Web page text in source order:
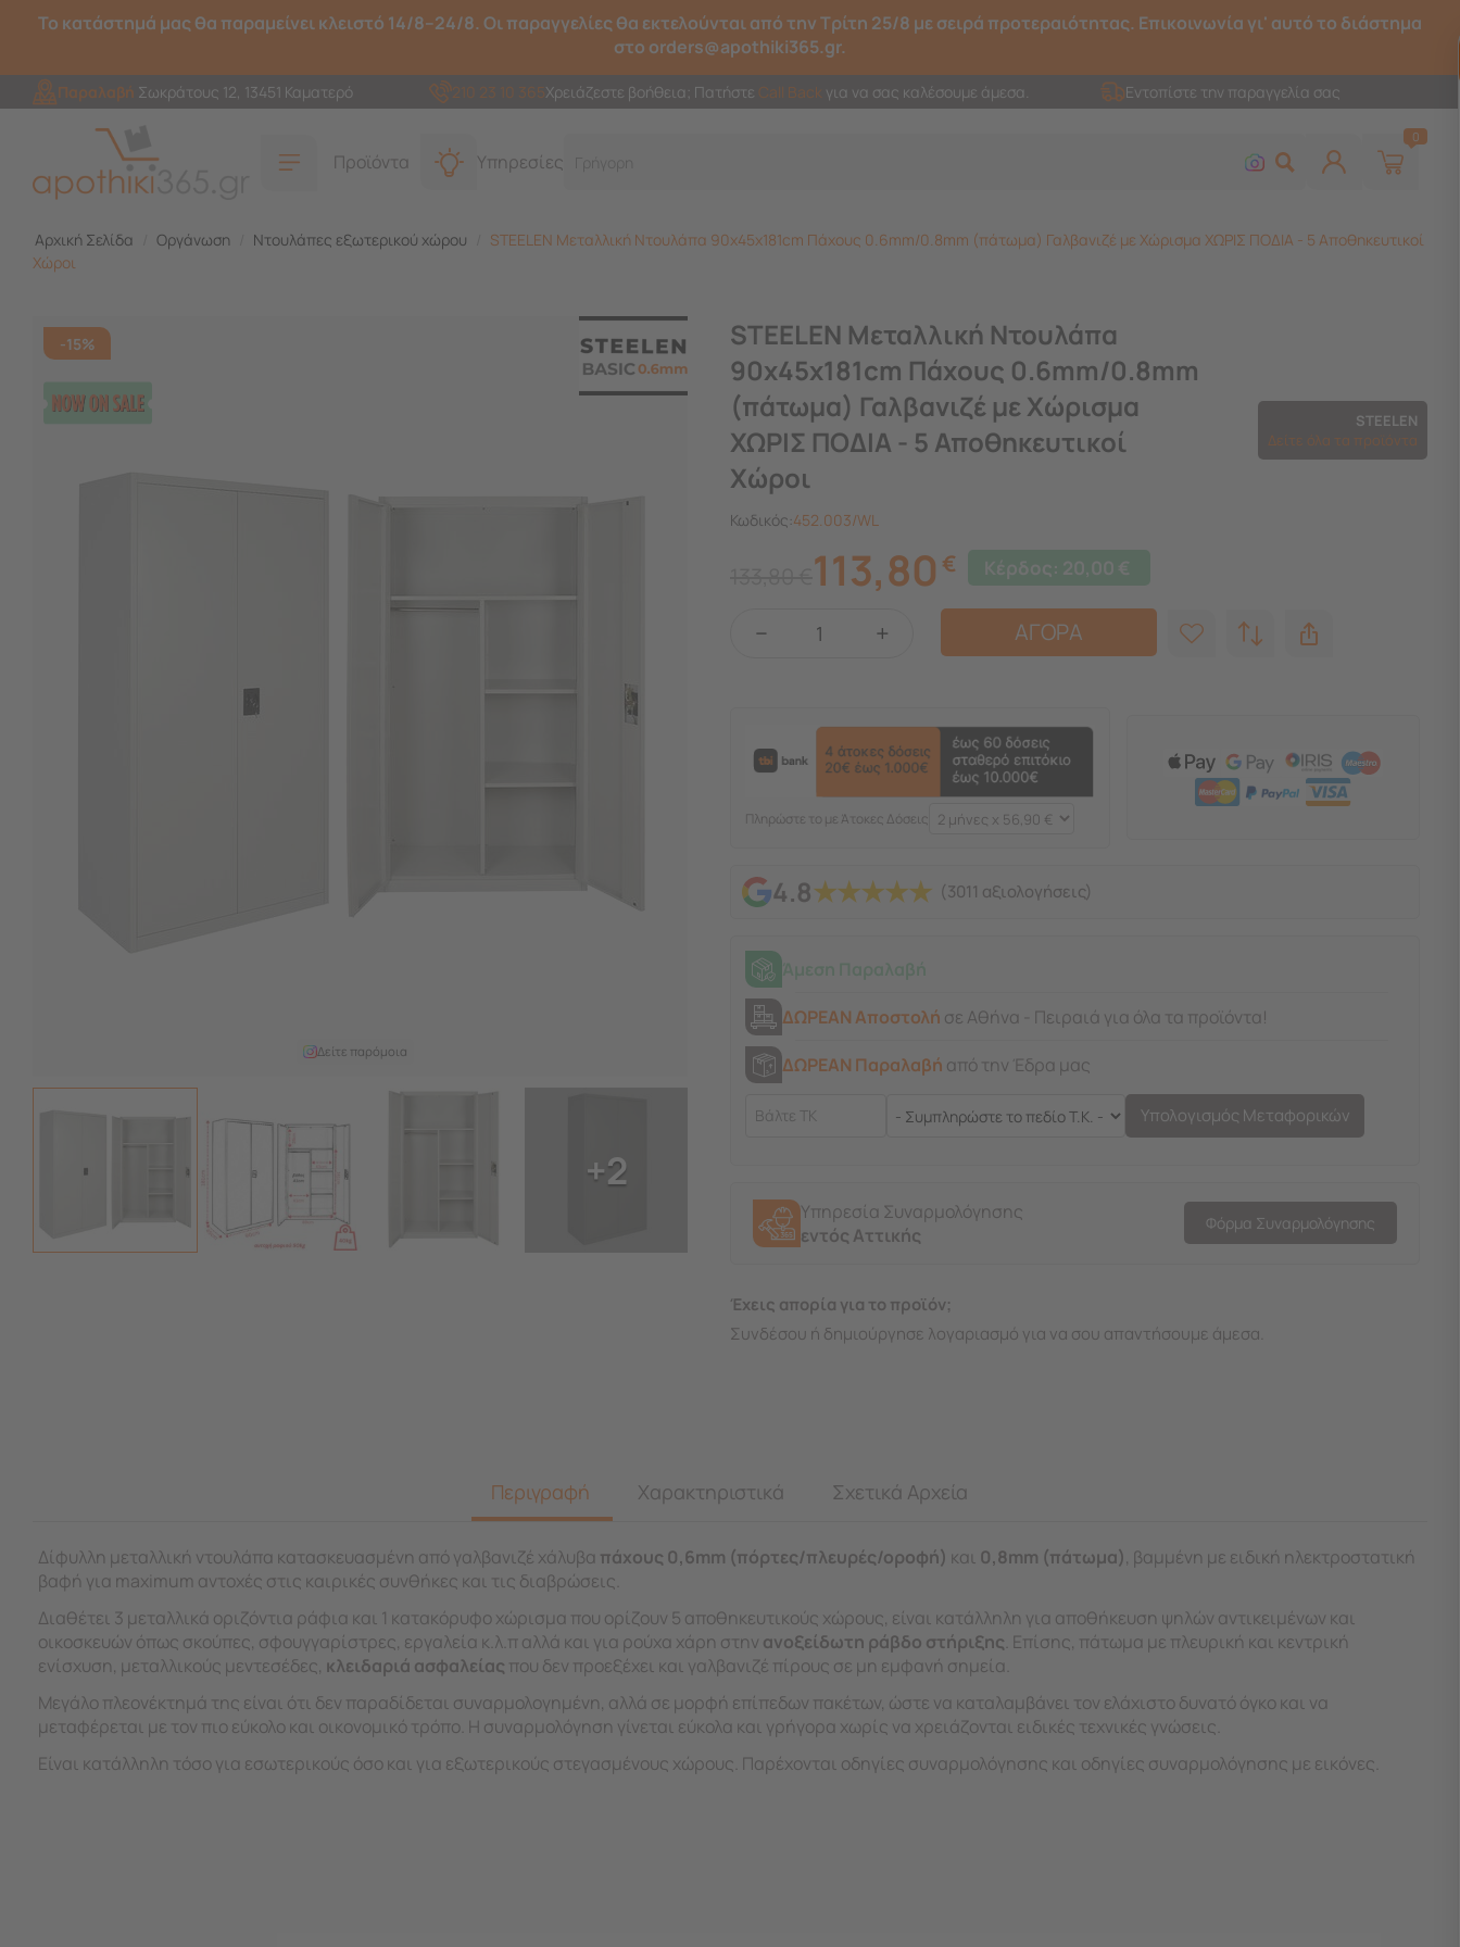
Το κατάστημά μας θα παραμείνει κλειστό 14/8–24/8. Οι παραγγελίες θα εκτελούνται από την Τρίτη 25/8 με σειρά προτεραιότητας. Επικοινωνία γι' αυτό το διάστημα
στο orders@apothiki365.gr.
Παραλαβή Σωκράτους 12, 13451 Καματερό 210 23 10 365Χρειάζεστε βοήθεια; Πατήστε Call Back για να σας καλέσουμε άμεσα. Εντοπίστε την παραγγελία σας
Προϊόντα Υπηρεσίες
0
Αρχική Σελίδα Οργάνωση Ντουλάπες εξωτερικού χώρου
STEELEN Μεταλλική Ντουλάπα 90x45x181cm Πάχους 0.6mm/0.8mm (πάτωμα) Γαλβανιζέ με Χώρισμα ΧΩΡΙΣ ΠΟΔΙΑ - 5 Αποθηκευτικοί
Χώροι
-15%
Δείτε παρόμοια
+2
STEELEN Μεταλλική Ντουλάπα
90x45x181cm Πάχους 0.6mm/0.8mm
(πάτωμα) Γαλβανιζέ με Χώρισμα
ΧΩΡΙΣ ΠΟΔΙΑ - 5 Αποθηκευτικοί
Χώροι
STEELEN
Δείτε όλα τα προϊόντα
Κωδικός:452.003/WL
113,80 € Κέρδος: 20,00 €
+
− ΑΓΟΡΑ
Πληρώστε το με Άτοκες Δόσεις
4.8★★★★★ (3011 αξιολογήσεις)
ΔΩΡΕΑΝ Αποστολή σε Αθήνα - Πειραιά για όλα τα προϊόντα!
ΔΩΡΕΑΝ Παραλαβή από την Έδρα μας
Υπολογισμός Μεταφορικών
Υπηρεσία Συναρμολόγησης
εντός Αττικής
Φόρμα Συναρμολόγησης
Έχεις απορία για το προϊόν;
Συνδέσου ή δημιούργησε λογαριασμό για να σου απαντήσουμε άμεσα.
Περιγραφή Χαρακτηριστικά Σχετικά Αρχεία
Δίφυλλη μεταλλική ντουλάπα κατασκευασμένη από γαλβανιζέ χάλυβα πάχους 0,6mm (πόρτες/πλευρές/οροφή) και 0,8mm (πάτωμα), βαμμένη με ειδική ηλεκτροστατική
βαφή για maximum αντοχές στις καιρικές συνθήκες και τις διαβρώσεις.
Διαθέτει 3 μεταλλικά οριζόντια ράφια και 1 κατακόρυφο χώρισμα που ορίζουν 5 αποθηκευτικούς χώρους, είναι κατάλληλη για αποθήκευση ψηλών αντικειμένων και
οικοσκευών όπως σκούπες, σφουγγαρίστρες, εργαλεία κ.λ.π αλλά και για ρούχα χάρη στην ανοξείδωτη ράβδο στήριξης . Επίσης, πάτωμα με πλευρική και κεντρική
ενίσχυση, μεταλλικούς μεντεσέδες, κλειδαριά ασφαλείας που δεν προεξέχει και γαλβανιζέ πίρους σε μη εμφανή σημεία.
Μεγάλο πλεονέκτημά της είναι ότι δεν παραδίδεται συναρμολογημένη, αλλά σε μορφή επίπεδων πακέτων, ώστε να καταλαμβάνει τον ελάχιστο δυνατό όγκο και να
μεταφέρεται με τον πιο εύκολο και οικονομικό τρόπο. Η συναρμολόγηση γίνεται εύκολα και γρήγορα χωρίς να χρειάζονται ειδικές τεχνικές γνώσεις.
Είναι κατάλληλη τόσο για εσωτερικούς όσο και για εξωτερικούς στεγασμένους χώρους. Παρέχονται οδηγίες συναρμολόγησης και οδηγίες συναρμολόγησης με εικόνες.